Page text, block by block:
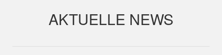
AKTUELLE NEWS